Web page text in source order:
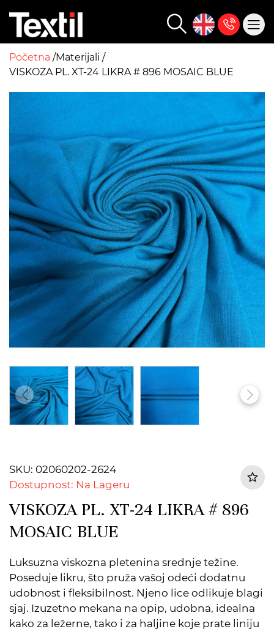
Početna Materijali
VISKOZA PL. XT-24 LIKRA # 896 MOSAIC BLUE
SKU: 02060202-2624
Dostupnost: Na Lageru
VISKOZA PL. XT-24 LIKRA # 896
MOSAIC BLUE
Luksuzna viskozna pletenina srednje težine.
Poseduje likru, što pruža vašoj odeći dodatnu
udobnost i fleksibilnost. Njeno lice odlikuje blagi
sjaj. Izuzetno mekana na opip, udobna, idealna
kako za ležerne, tako i za haljine koje prate liniju